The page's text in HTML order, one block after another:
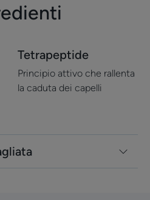
Tetrapeptide
Principio attivo che rallenta
la caduta dei capelli